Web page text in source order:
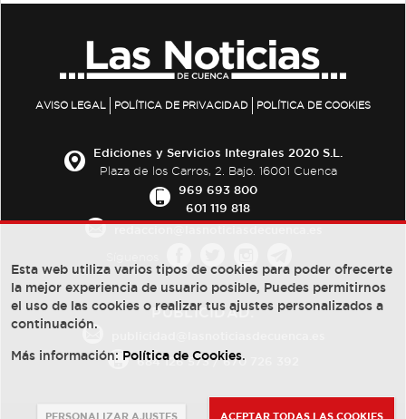
AVISO LEGAL POLÍTICA DE PRIVACIDAD POLÍTICA DE COOKIES
Ediciones y Servicios Integrales 2020 S.L.
Plaza de los Carros, 2. Bajo. 16001 Cuenca
969 693 800
601 119 818
PUBLICIDAD:
684 126 573/670 726 392
Esta web utiliza varios tipos de cookies para poder ofrecerte
la mejor experiencia de usuario posible, Puedes permitirnos
el uso de las cookies o realizar tus ajustes personalizados a
continuación.
Más información: Política de Cookies.
PERSONALIZAR AJUSTES ACEPTAR TODAS LAS COOKIES